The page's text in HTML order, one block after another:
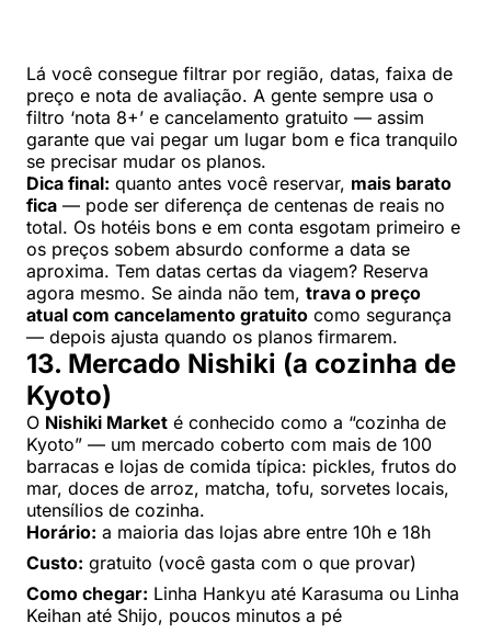
Lá você consegue filtrar por região, datas, faixa de
preço e nota de avaliação. A gente sempre usa o
filtro ‘nota 8+’ e cancelamento gratuito — assim
garante que vai pegar um lugar bom e fica tranquilo
se precisar mudar os planos.
Dica final: quanto antes você reservar, mais barato
fica — pode ser diferença de centenas de reais no
total. Os hotéis bons e em conta esgotam primeiro e
os preços sobem absurdo conforme a data se
aproxima. Tem datas certas da viagem? Reserva
agora mesmo. Se ainda não tem, trava o preço
atual com cancelamento gratuito como segurança
— depois ajusta quando os planos firmarem.
13. Mercado Nishiki (a cozinha de
Kyoto)
O Nishiki Market é conhecido como a “cozinha de
Kyoto” — um mercado coberto com mais de 100
barracas e lojas de comida típica: pickles, frutos do
mar, doces de arroz, matcha, tofu, sorvetes locais,
utensílios de cozinha.
Horário: a maioria das lojas abre entre 10h e 18h
Custo: gratuito (você gasta com o que provar)
Como chegar: Linha Hankyu até Karasuma ou Linha
Keihan até Shijo, poucos minutos a pé